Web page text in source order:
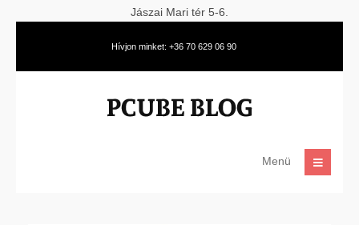
Jászai Mari tér 5-6.
Hívjon minket: +36 70 629 06 90
Menü